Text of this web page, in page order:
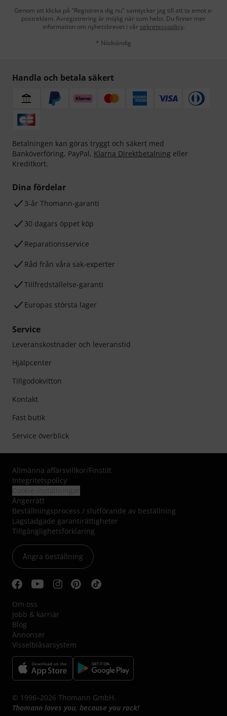
Genom att klicka på "Registrera dig nu" samtycker jag till att ta emot e-
postreklam. Avregistrering är möjlig när som helst. Du finner mer
information om nyhetsbrevet i vår sekretesspolicy.
* Nödvändig
Handla och betala säkert
Betalningen kan göras tryggt och säkert med
Banköverföring, PayPal, Klarna Direktbetalning eller
Kreditkort.
Dina fördelar
3-år Thomann-garanti
30 dagars öppet köp
Reparationsservice
Råd från våra sak-experter
Tillfredställelse-garanti
Europas största lager
Service
Leveranskostnader och leveranstid
Hjälpcenter
Tillgodokvitton
Kontakt
Fast butik
Service överblick
Allmänna affärsvillkor/Finstilt
Integritetspolicy
Ångerrätt
Beställningsprocess / slutförande av beställning
Lagstadgade garantirättigheter
Tillgänglighetsförklaring
Ångra beställning
Om oss
Jobb & karriär
Blog
Annonser
Visselblåsarsystem
© 1996–2026 Thomann GmbH.
Thomann loves you, because you rock!